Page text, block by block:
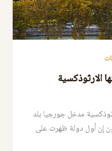
الارثوذكسية
مدخل جورجيا بلد
إن أول دولة ظهرت على